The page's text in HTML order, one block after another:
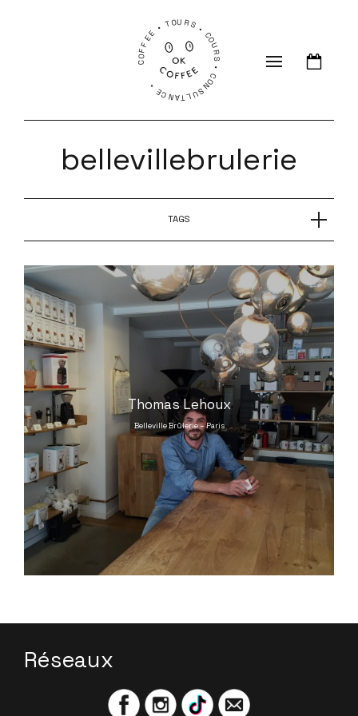
COFFEE • TOURS • COURS • CONSULTANCE •
bellevillebrulerie
TAGS
Thomas Lehoux
Belleville Brûlerie – Paris
Réseaux